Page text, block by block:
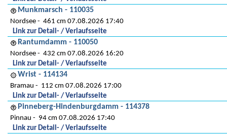
Munkmarsch - 110035
Nordsee
461 cm 07.08.2026 17:40
Link zur Detail- / Verlaufsseite
Rantumdamm - 110050
Nordsee
432 cm 07.08.2026 16:20
Link zur Detail- / Verlaufsseite
Wrist - 114134
Bramau
112 cm 07.08.2026 17:00
Link zur Detail- / Verlaufsseite
Pinneberg-Hindenburgdamm - 114378
Pinnau
94 cm 07.08.2026 17:40
Link zur Detail- / Verlaufsseite